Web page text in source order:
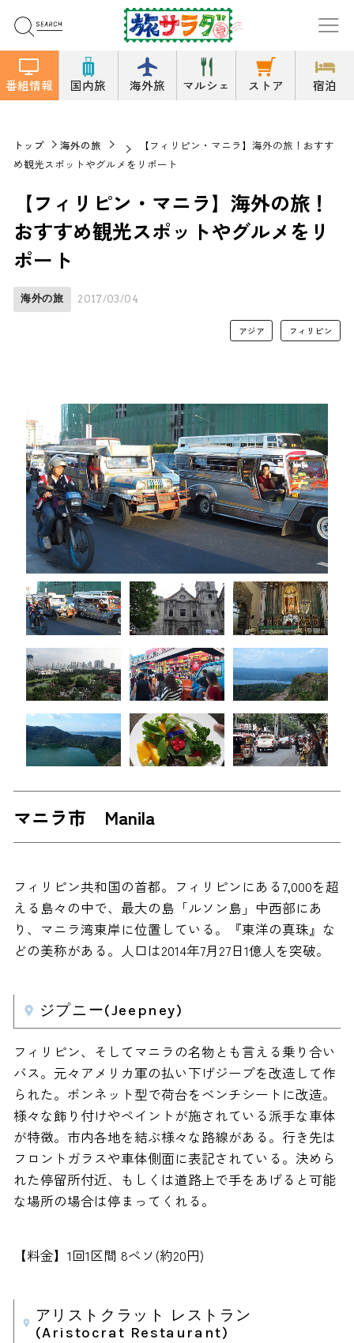
番組情報 国内旅 海外旅 マルシェ ストア 宿泊
トップ 海外の旅
【フィリピン・マニラ】海外の旅！おすす
め観光スポットやグルメをリポート
【フィリピン・マニラ】海外の旅！
おすすめ観光スポットやグルメをリ
ポート
海外の旅 2017/03/04
アジア フィリピン
マニラ市 Manila
フィリピン共和国の首都。フィリピンにある7,000を超
える島々の中で、最大の島「ルソン島」中西部にあ
り、マニラ湾東岸に位置している。『東洋の真珠』な
どの美称がある。人口は2014年7月27日1億人を突破。
ジプニー(Jeepney)
フィリピン、そしてマニラの名物とも言える乗り合い
バス。元々アメリカ軍の払い下げジープを改造して作
られた。ボンネット型で荷台をベンチシートに改造。
様々な飾り付けやペイントが施されている派手な車体
が特徴。市内各地を結ぶ様々な路線がある。行き先は
フロントガラスや車体側面に表記されている。決めら
れた停留所付近、もしくは道路上で手をあげると可能
な場所の場合は停まってくれる。
【料金】1回1区間 8ペソ(約20円)
アリストクラット レストラン
(Aristocrat Restaurant)